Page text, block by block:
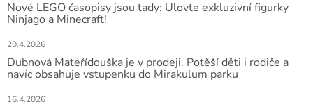
Nové LEGO časopisy jsou tady: Ulovte exkluzivní figurky
Ninjago a Minecraft!
20.4.2026
Dubnová Mateřídouška je v prodeji. Potěší děti i rodiče a
navíc obsahuje vstupenku do Mirakulum parku
16.4.2026